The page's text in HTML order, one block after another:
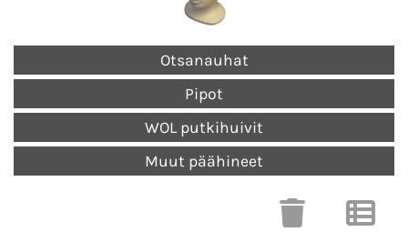
Otsanauhat
Pipot
WOL putkihuivit
Muut päähineet